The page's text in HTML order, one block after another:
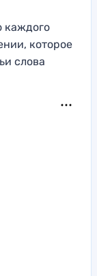
каждого
которое
слова